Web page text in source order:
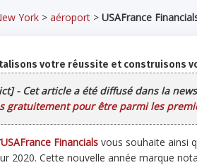
York > aéroport > USAFrance
votre réussite et construisons
- Cet article a été diffusé dans la
gratuitement pour être parmi les
USAFrance Financials vous souhaite ainsi
2020. Cette nouvelle année marque